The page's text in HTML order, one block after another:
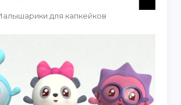
для капкейков